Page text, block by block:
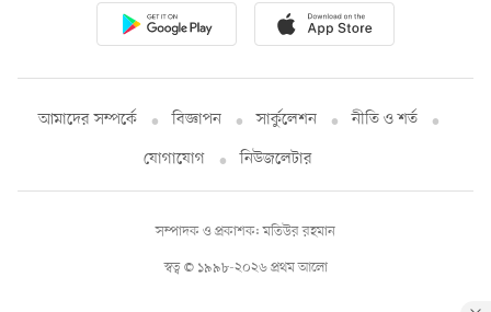
আমাদের সম্পর্কে বিজ্ঞাপন সার্কুলেশন
নীতি ও শর্ত
যোগাযোগ
নিউজলেটার
স্বত্ব © ১৯৯৮-২০২৬ প্রথম আলো
সম্পাদক ও প্রকাশক: মতিউর রহমান